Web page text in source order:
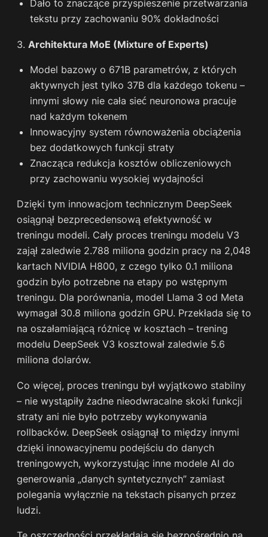
Dało to znaczące przyspieszenie przetwarzania
tekstu przy zachowaniu 90% dokładności
3. Architektura MoE (Mixture of Experts)
Model bazowy o 671B parametrów, z których
aktywnych jest tylko 37B dla każdego tokenu –
innymi słowy nie cała sieć neuronowa pracuje
nad każdym tokenem
Innowacyjny system równoważenia obciążenia
bez dodatkowych funkcji straty
Znacząca redukcja kosztów obliczeniowych
przy zachowaniu wysokiej wydajności
Dzięki tym innowacjom technicznym DeepSeek
osiągnął bezprecedensową efektywność w
treningu modeli. Cały proces treningu modelu V3
zajął zaledwie 2.788 miliona godzin pracy na 2,048
kartach NVIDIA H800, z czego tylko 0.1 miliona
godzin było potrzebne na etapy po wstępnym
treningu. Dla porównania, model Llama 3 od Meta
wymagał 30.8 miliona godzin GPU. Przekłada się to
na oszałamiającą różnicę w kosztach – trening
modelu DeepSeek V3 kosztował zaledwie 5.6
miliona dolarów.
Co więcej, proces treningu był wyjątkowo stabilny
– nie wystąpiły żadne nieodwracalne skoki funkcji
straty ani nie było potrzeby wykonywania
rollbacków. DeepSeek osiągnął to między innymi
dzięki innowacyjnemu podejściu do danych
treningowych, wykorzystując inne modele AI do
generowania „danych syntetycznych” zamiast
polegania wyłącznie na tekstach pisanych przez
ludzi.